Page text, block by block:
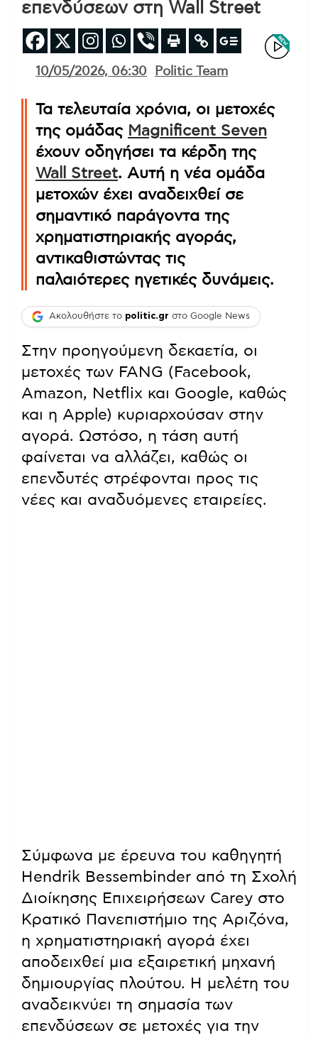
επενδύσεων στη Wall Street
10/05/2026, 06:30 Politic Team
Τα τελευταία χρόνια, οι μετοχές
της ομάδας Magnificent Seven
έχουν οδηγήσει τα κέρδη της
Wall Street. Αυτή η νέα ομάδα
μετοχών έχει αναδειχθεί σε
σημαντικό παράγοντα της
χρηματιστηριακής αγοράς,
αντικαθιστώντας τις
παλαιότερες ηγετικές δυνάμεις.
Ακολουθήστε το politic.gr στο Google News
Στην προηγούμενη δεκαετία, οι
μετοχές των FANG (Facebook,
Amazon, Netflix και Google, καθώς
και η Apple) κυριαρχούσαν στην
αγορά. Ωστόσο, η τάση αυτή
φαίνεται να αλλάζει, καθώς οι
επενδυτές στρέφονται προς τις
νέες και αναδυόμενες εταιρείες.
Σύμφωνα με έρευνα του καθηγητή
Hendrik Bessembinder από τη Σχολή
Διοίκησης Επιχειρήσεων Carey στο
Κρατικό Πανεπιστήμιο της Αριζόνα,
η χρηματιστηριακή αγορά έχει
αποδειχθεί μια εξαιρετική μηχανή
δημιουργίας πλούτου. Η μελέτη του
αναδεικνύει τη σημασία των
επενδύσεων σε μετοχές για την